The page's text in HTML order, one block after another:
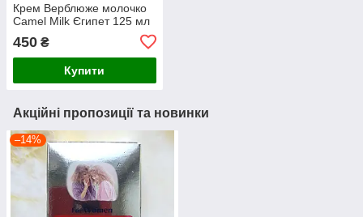
Крем Верблюже молочко
Camel Milk Єгипет 125 мл
450 ₴
Купити
Акційні пропозиції та новинки
–14%